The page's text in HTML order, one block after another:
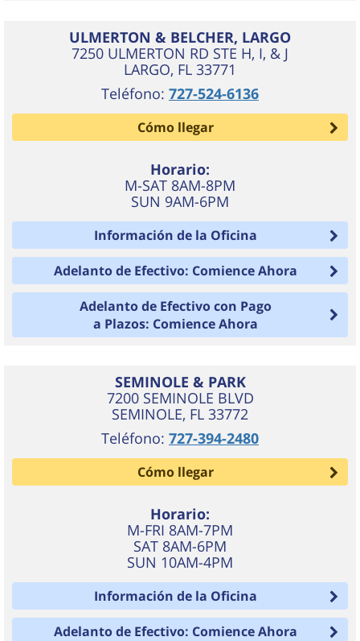
ULMERTON & BELCHER, LARGO
7250 ULMERTON RD STE H, I, & J
LARGO, FL 33771
Teléfono: 727-524-6136
Cómo llegar
Horario:
M-SAT 8AM-8PM
SUN 9AM-6PM
Información de la Oficina
Adelanto de Efectivo: Comience Ahora
Adelanto de Efectivo con Pago
a Plazos: Comience Ahora
SEMINOLE & PARK
7200 SEMINOLE BLVD
SEMINOLE, FL 33772
Teléfono: 727-394-2480
Cómo llegar
Horario:
M-FRI 8AM-7PM
SAT 8AM-6PM
SUN 10AM-4PM
Información de la Oficina
Adelanto de Efectivo: Comience Ahora